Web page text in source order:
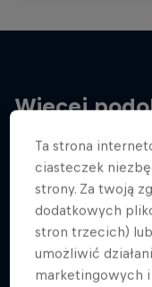
Więcej
Ta strona
ciasteczek
strony. Za twoją
dodatkowych
stron trzecich)
umożliwić
marketingowych